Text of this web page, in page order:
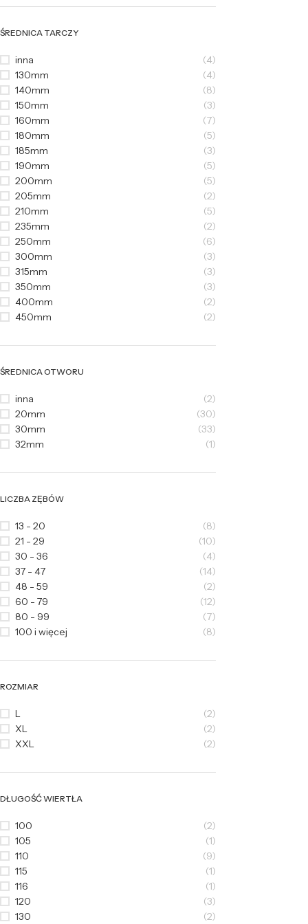
ŚREDNICA TARCZY
inna
(4)
130mm
(4)
140mm
(8)
150mm
(3)
160mm
(7)
180mm
(5)
185mm
(3)
190mm
(5)
200mm
(5)
205mm
(2)
210mm
(5)
235mm
(2)
250mm
(6)
300mm
(3)
315mm
(3)
350mm
(3)
400mm
(2)
450mm
(2)
ŚREDNICA OTWORU
inna
(2)
20mm
(30)
30mm
(33)
32mm
(1)
LICZBA ZĘBÓW
13 - 20
(8)
21 - 29
(10)
30 - 36
(4)
37 - 47
(14)
48 - 59
(2)
60 - 79
(12)
80 - 99
(7)
100 i więcej
(8)
ROZMIAR
L
(2)
XL
(2)
XXL
(2)
DŁUGOŚĆ WIERTŁA
100
(2)
105
(1)
110
(9)
115
(1)
116
(1)
120
(3)
130
(2)